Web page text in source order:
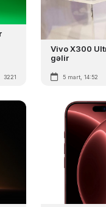
3221
Vivo X300
gəlir
5 mart, 14:52